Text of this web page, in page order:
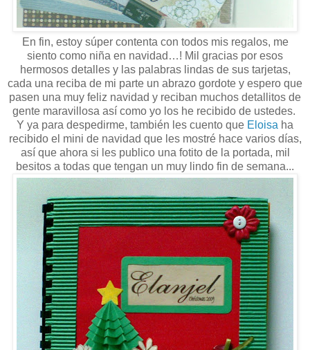
En fin, estoy súper contenta con todos mis regalos, me
siento como niña en navidad…! Mil gracias por esos
hermosos detalles y las palabras lindas de sus tarjetas,
cada una reciba de mi parte un abrazo gordote y espero que
pasen una muy feliz navidad y reciban muchos detallitos de
gente maravillosa así como yo los he recibido de ustedes.
Y ya para despedirme, también les cuento que Eloisa ha
recibido el mini de navidad que les mostré hace varios días,
así que ahora si les publico una fotito de la portada, mil
besitos a todas que tengan un muy lindo fin de semana...